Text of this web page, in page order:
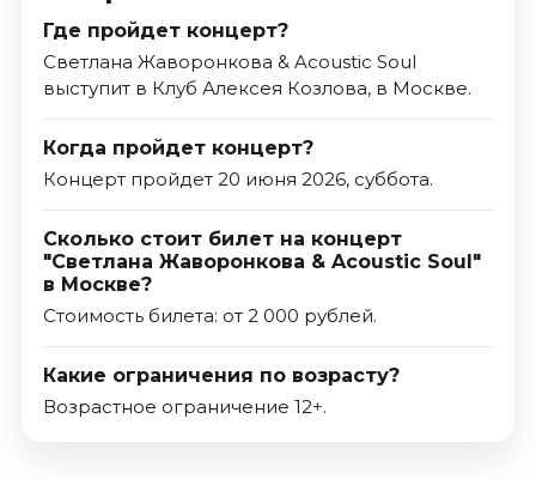
Где пройдет концерт?
Светлана Жаворонкова & Acoustic Soul
выступит в Клуб Алексея Козлова, в Москве.
Когда пройдет концерт?
Концерт пройдет 20 июня 2026, суббота.
Сколько стоит билет на концерт
"Светлана Жаворонкова & Acoustic Soul"
в Москве?
Стоимость билета: от 2 000 рублей.
Какие ограничения по возрасту?
Возрастное ограничение 12+.